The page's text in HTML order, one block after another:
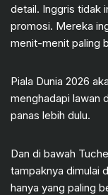
detail. Inggris tidak
promosi. Mereka
menit-menit paling
Piala Dunia 2026
menghadapi lawan
panas lebih dulu.
Dan di bawah
tampaknya dimulai
hanya yang paling